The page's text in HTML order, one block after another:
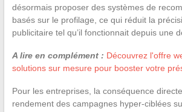
désormais proposer des systèmes de
basés sur le profilage, ce qui réduit la
publicitaire tel qu’il fonctionnait depuis une
A lire en complément : Découvrez l'offre
solutions sur mesure pour booster votre
Pour les entreprises, la conséquence
rendement des campagnes hyper-ciblées